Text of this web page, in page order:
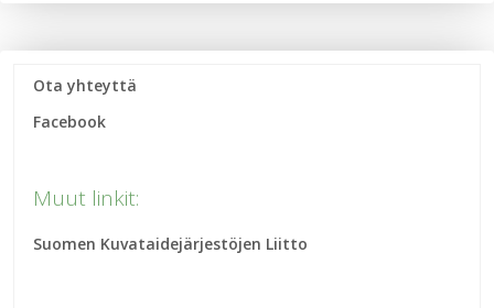
Ota yhteyttä
Facebook
Muut linkit:
Suomen Kuvataidejärjestöjen Liitto